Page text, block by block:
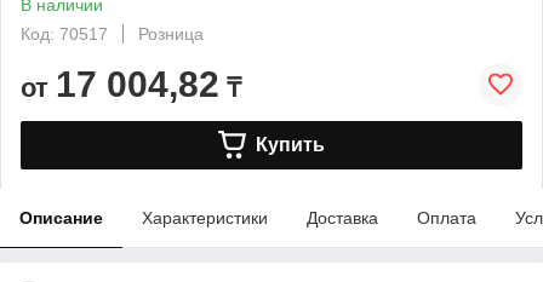
В наличии
Код: 70517
Розница
от 17 004,82 ₸
Купить
Описание Характеристики Доставка Оплата